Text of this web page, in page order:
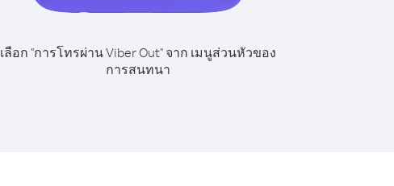
เลือก "การโทรผ่าน Viber Out" จาก เมนูส่วนหัวของ
การสนทนา